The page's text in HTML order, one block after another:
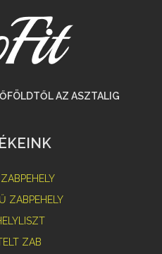
AZ ASZTALIG
ZABPEHELY
ZAB